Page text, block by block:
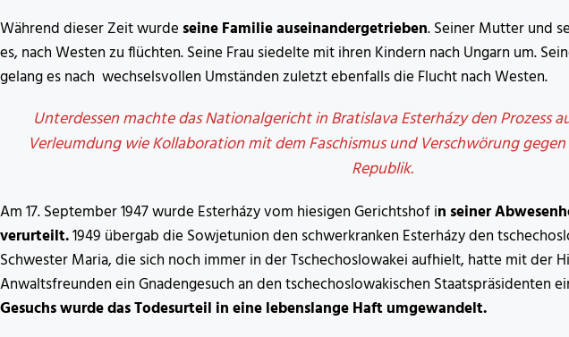
Während dieser Zeit wurde seine Familie auseinandergetrieben. Seiner Mutter und
es, nach Westen zu flüchten. Seine Frau siedelte mit ihren Kindern nach Ungarn um.
gelang es nach wechselsvollen Umständen zuletzt ebenfalls die Flucht nach Westen.
Unterdessen machte das Nationalgericht in Bratislava Esterházy den Prozess
Verleumdung wie Kollaboration mit dem Faschismus und Verschwörung
Republik.
Am 17. September 1947 wurde Esterházy vom hiesigen Gerichtshof in seiner
verurteilt.1949 übergab die Sowjetunion den schwerkranken Esterházy den
Schwester Maria, die sich noch immer in der Tschechoslowakei aufhielt, hatte mit der
Anwaltsfreunden ein Gnadengesuch an den tschechoslowakischen Staatspräsidenten
Gesuchs wurde das Todesurteil in eine lebenslange Haft umgewandelt.